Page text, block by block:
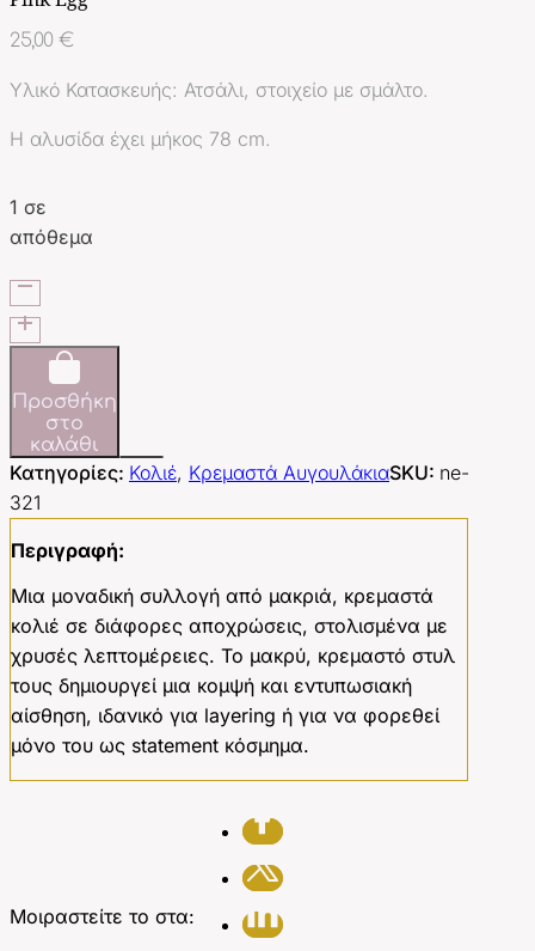
25,00 €
Υλικό Κατασκευής: Ατσάλι, στοιχείο με σμάλτο.
Η αλυσίδα έχει μήκος 78 cm.
1 σε
απόθεμα
Pink
Egg
ποσότητα
Προσθήκη
στο
καλάθι
Κατηγορίες: Κολιέ, Κρεμαστά ΑυγουλάκιαSKU: ne-
321
Περιγραφή:
Μια μοναδική συλλογή από μακριά, κρεμαστά
κολιέ σε διάφορες αποχρώσεις, στολισμένα με
χρυσές λεπτομέρειες. Το μακρύ, κρεμαστό στυλ
τους δημιουργεί μια κομψή και εντυπωσιακή
αίσθηση, ιδανικό για layering ή για να φορεθεί
μόνο του ως statement κόσμημα.
Μοιραστείτε το στα: